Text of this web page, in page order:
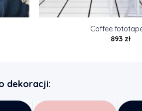
Coffee
893 zł
dekoracji: